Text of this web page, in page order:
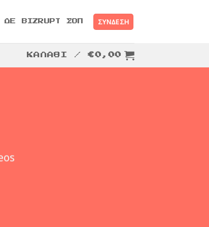
ΔΕ BIZRUPT ΣΟΠ ΣΎΝΔΕΣΗ
ΚΑΛΆΘΙ /€0,00